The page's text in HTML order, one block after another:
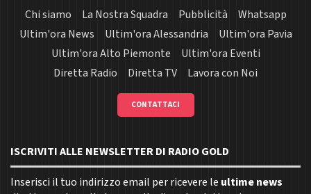
Chi siamo La Nostra Squadra Pubblicità
Whatsapp
Ultim'ora News
Ultim'ora Alessandria
Ultim'ora Pavia
Ultim'ora Alto Piemonte
Ultim'ora Eventi
Diretta Radio
Diretta TV Lavora con Noi
CONTATTACI
ISCRIVITI ALLE NEWSLETTER DI RADIO GOLD
Inserisci il tuo indirizzo email per ricevere le ultime news